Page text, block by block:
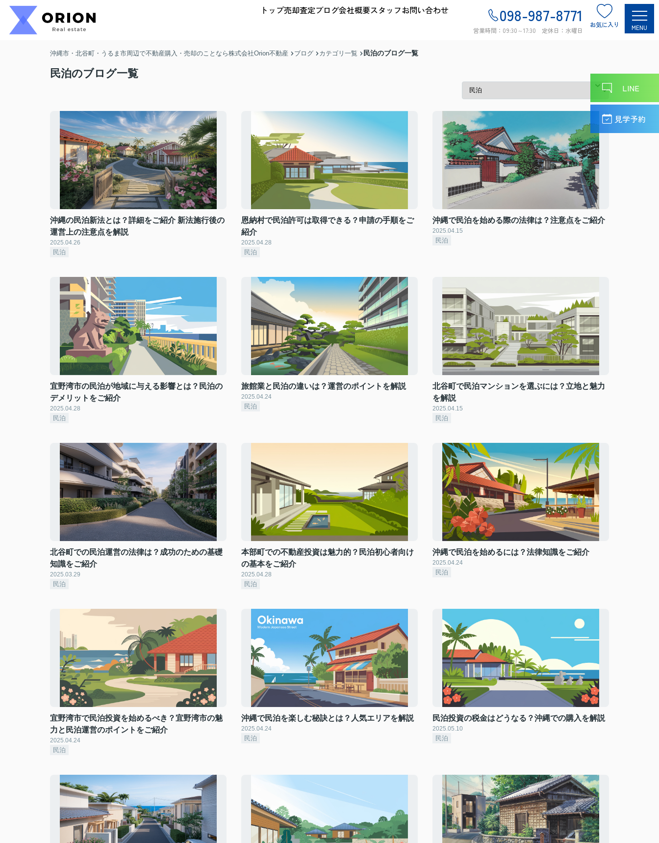
トップ売却査定ブログ会社概要スタッフお問い合わせ 098-987-8771
営業時間：09:30～17:30 定休日：水曜日
お気に入り MENU
LINE
見学予約
沖縄市・北谷町・うるま市周辺で不動産購入・売却のことなら株式会社Orion不動産 ブログ カテゴリ一覧 民泊のブログ一覧
民泊のブログ一覧
沖縄の民泊新法とは？詳細をご紹介 新法施行後の
運営上の注意点を解説
2025.04.26
民泊
恩納村で民泊許可は取得できる？申請の手順をご
紹介
2025.04.28
民泊
沖縄で民泊を始める際の法律は？注意点をご紹介
2025.04.15
民泊
宜野湾市の民泊が地域に与える影響とは？民泊の
デメリットをご紹介
2025.04.28
民泊
旅館業と民泊の違いは？運営のポイントを解説
2025.04.24
民泊
北谷町で民泊マンションを選ぶには？立地と魅力
を解説
2025.04.15
民泊
北谷町での民泊運営の法律は？成功のための基礎
知識をご紹介
2025.03.29
民泊
本部町での不動産投資は魅力的？民泊初心者向け
の基本をご紹介
2025.04.28
民泊
沖縄で民泊を始めるには？法律知識をご紹介
2025.04.24
民泊
宜野湾市で民泊投資を始めるべき？宜野湾市の魅
力と民泊運営のポイントをご紹介
2025.04.24
民泊
沖縄で民泊を楽しむ秘訣とは？人気エリアを解説
2025.04.24
民泊
民泊投資の税金はどうなる？沖縄での購入を解説
2025.05.10
民泊